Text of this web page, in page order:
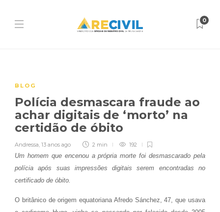
0
BLOG
Polícia desmascara fraude ao
achar digitais de ‘morto’ na
certidão de óbito
Andressa, 13 anos ago 2 min 192
Um homem que encenou a própria morte foi desmascarado pela
polícia após suas impressões digitais serem encontradas no
certificado de óbito.
O britânico de origem equatoriana Afredo Sánchez, 47, que usava